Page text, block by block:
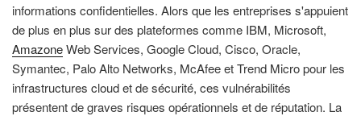
informations confidentielles. Alors que les entreprises s'appuient
de plus en plus sur des plateformes comme IBM, Microsoft,
AmazoneWeb Services, Google Cloud, Cisco, Oracle,
Symantec, Palo Alto Networks, McAfee et Trend Micro pour les
infrastructures cloud et de sécurité, ces vulnérabilités
présentent de graves risques opérationnels et de réputation. La